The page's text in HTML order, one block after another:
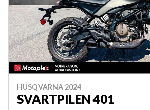
HUSQVARNA 2024
SVARTPILEN 401